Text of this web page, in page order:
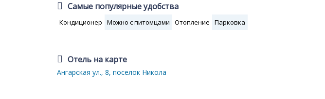
Самые популярные удобства
Кондиционер Можно с питомцами Отопление Парковка
Отель на карте
Ангарская ул., 8, поселок Никола